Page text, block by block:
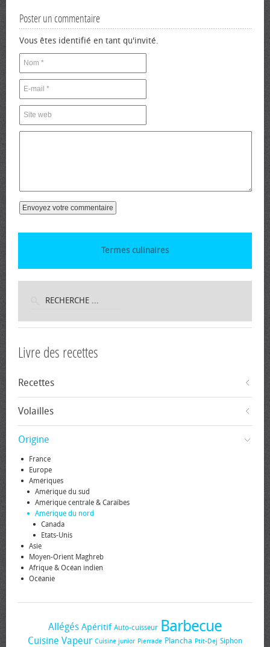
Poster un commentaire
Vous êtes identifié en tant qu'invité.
Termes culinaires
Livre des recettes
Recettes
Volailles
Origine
France
Europe
Amériques
Amérique du sud
Amérique centrale & Caraïbes
Amérique du nord
Canada
Etats-Unis
Asie
Moyen-Orient Maghreb
Afrique & Océan indien
Océanie
Allégés Apéritif Auto-cuisseur Barbecue
Cuisine Vapeur Cuisine junior Pierrade Plancha Ptit-Dej Siphon